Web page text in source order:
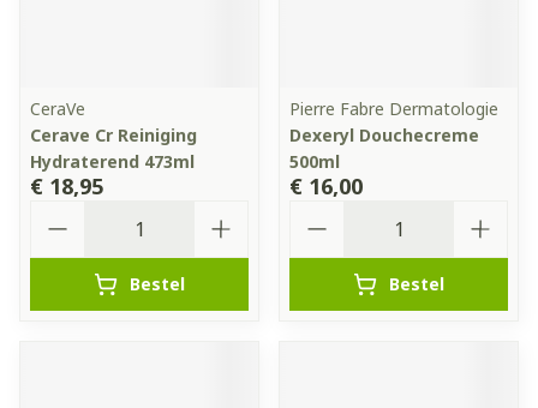
CeraVe
Cerave Cr Reiniging
Hydraterend 473ml
€ 18,95
Bestel
Pierre Fabre Dermatologie
Dexeryl Douchecreme
500ml
€ 16,00
Bestel